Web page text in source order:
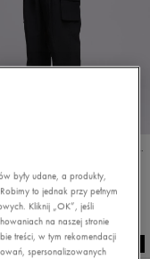
NIKE SPODNIE W NSW ESSENTIALS WVN HR CARGO
- najniższa cena
były udane, a produkty,
to jednak przy pełnym
Kliknij „OK”, jeśli
na naszej stronie
treści, w tym rekomendacji
spersonalizowanych